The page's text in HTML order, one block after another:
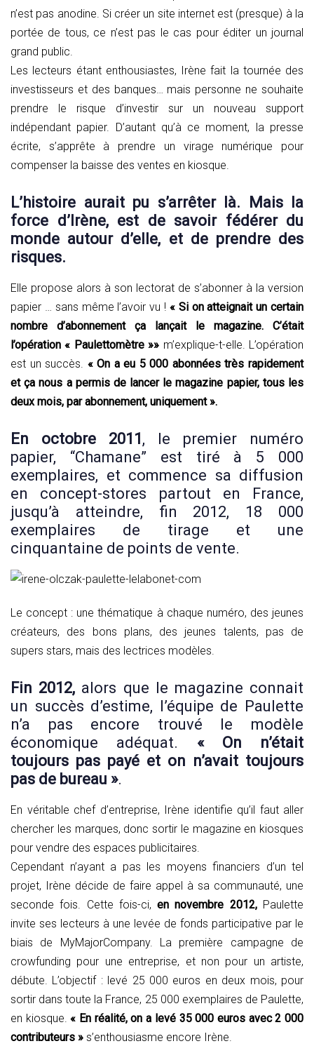
n’est pas anodine. Si créer un site internet est (presque) à la
portée de tous, ce n’est pas le cas pour éditer un journal
grand public.
Les lecteurs étant enthousiastes, Irène fait la tournée des
investisseurs et des banques… mais personne ne souhaite
prendre le risque d’investir sur un nouveau support
indépendant papier. D’autant qu’à ce moment, la presse
écrite, s’apprête à prendre un virage numérique pour
compenser la baisse des ventes en kiosque.
L’histoire aurait pu s’arrêter là. Mais la
force d’Irène, est de savoir fédérer du
monde autour d’elle, et de prendre des
risques.
Elle propose alors à son lectorat de s’abonner à la version
papier … sans même l’avoir vu ! « Si on atteignait un certain
nombre d’abonnement ça lançait le magazine. C’était
l’opération « Paulettomètre »» m’explique-t-elle. L’opération
est un succès. « On a eu 5 000 abonnées très rapidement
et ça nous a permis de lancer le magazine papier, tous les
deux mois, par abonnement, uniquement ».
En octobre 2011 , le premier numéro
papier, “Chamane” est tiré à 5 000
exemplaires, et commence sa diffusion
en concept-stores partout en France,
jusqu’à atteindre, fin 2012, 18 000
exemplaires de tirage et une
cinquantaine de points de vente.
Le concept : une thématique à chaque numéro, des jeunes
créateurs, des bons plans, des jeunes talents, pas de
supers stars, mais des lectrices modèles.
Fin 2012, alors que le magazine connait
un succès d’estime, l’équipe de Paulette
n’a pas encore trouvé le modèle
économique adéquat. « On n’était
toujours pas payé et on n’avait toujours
pas de bureau ».
En véritable chef d’entreprise, Irène identifie qu’il faut aller
chercher les marques, donc sortir le magazine en kiosques
pour vendre des espaces publicitaires.
Cependant n’ayant a pas les moyens financiers d’un tel
projet, Irène décide de faire appel à sa communauté, une
seconde fois. Cette fois-ci,en novembre 2012,Paulette
invite ses lecteurs à une levée de fonds participative par le
biais de MyMajorCompany. La première campagne de
crowfunding pour une entreprise, et non pour un artiste,
débute. L’objectif : levé 25 000 euros en deux mois, pour
sortir dans toute la France, 25 000 exemplaires de Paulette,
en kiosque.« En réalité, on a levé 35 000 euros avec 2 000
contributeurs » s’enthousiasme encore Irène.